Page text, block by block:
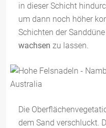
in dieser Schicht
um dann noch höher
Schichten der
wachsen zu lassen.
Die
dem Sand verschluckt.